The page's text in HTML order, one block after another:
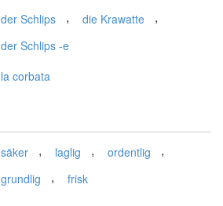
der Schlips , die Krawatte ,
der Schlips -e
la corbata
säker , laglig , ordentlig ,
grundlig , frisk